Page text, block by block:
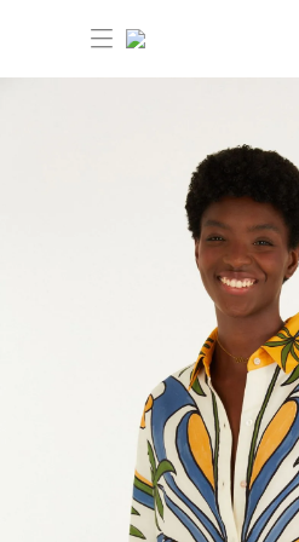
30% OFF
Novidades
Ver tudo
Roupas
Roupas
Bazar
FARM Etc